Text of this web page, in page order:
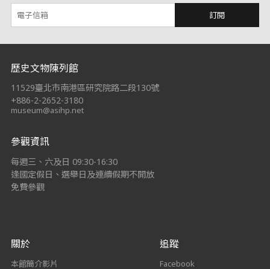
訂閱
:::
歷史文物陳列館
11529臺北市南港區研究院路二段130號
+886-2-2652-3180
museum@asihp.net
參觀資訊
每週三、六及日 09:30-16:30
逢國定假日、選舉日及連續假期不開放
免費參觀
關於
本館簡介影片
追蹤
Facebook